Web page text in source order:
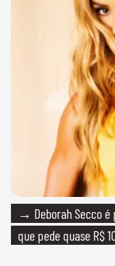
→ Deborah Secco é
que pede quase R$